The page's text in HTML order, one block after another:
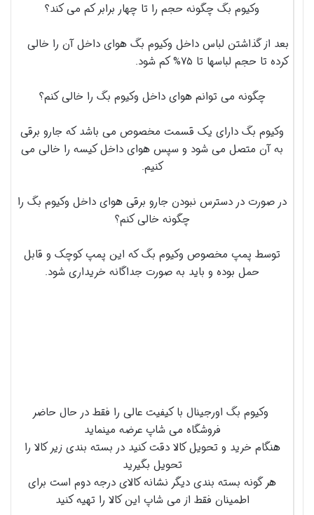
وکیوم بگ چگونه حجم را تا چهار برابر کم می کند؟
بعد از گذاشتن لباس داخل وکیوم بگ هوای داخل آن را خالی
کرده تا حجم لباسها تا ۷۵% کم شود.
چگونه می توانم هوای داخل وکیوم بگ را خالی کنم؟
وکیوم بگ دارای یک قسمت مخصوص می باشد که جارو برقی
به آن متصل می شود و سپس هوای داخل کیسه را خالی می
کنیم.
در صورت در دسترس نبودن جارو برقی هوای داخل وکیوم بگ را
چگونه خالی کنم؟
توسط پمپ مخصوص وکیوم بگ که این پمپ کوچک و قابل
حمل بوده و باید به صورت جداگانه خریداری شود.
وکیوم بگ اورجینال با کیفیت عالی را فقط در حال حاضر
فروشگاه می شاپ عرضه مینماید
هنگام خرید و تحویل کالا دقت کنید در بسته بندی زیر کالا را
تحویل بگیرید
هر گونه بسته بندی دیگر نشانه کالای درجه دوم است برای
اطمینان فقط از می شاپ این کالا را تهیه کنید